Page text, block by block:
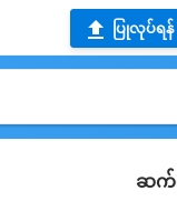
ပြုလုပ်ရန်
ဆက်စ